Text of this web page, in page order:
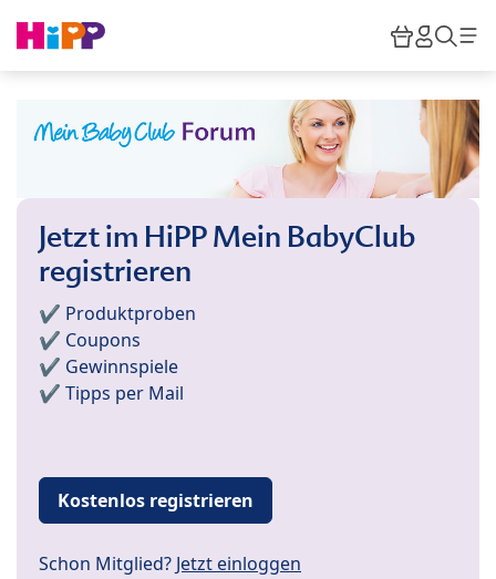
HiPP
Jetzt im HiPP Mein BabyClub
registrieren
✔️ Produktproben
✔️ Coupons
✔️ Gewinnspiele
✔️ Tipps per Mail
Kostenlos registrieren
Schon Mitglied? Jetzt einloggen